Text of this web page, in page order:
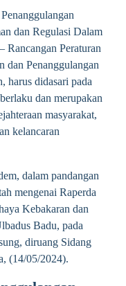
dan Regulasi Dalam
Rancangan Peraturan
dan Penanggulangan
harus didasari pada
dan merupakan
masyarakat,
kelancaran
dalam pandangan
mengenai Raperda
Kebakaran dan
Badu, pada
diruang Sidang
(14/05/2024).